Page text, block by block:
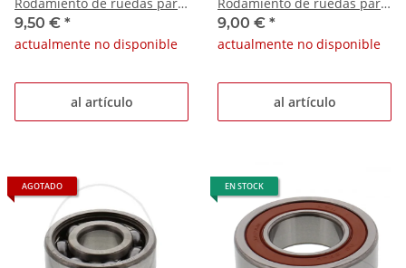
Kawasaki VN 900 B Classic
Vespa
9,50 € *
actualmente no disponible
al artículo
Kymco Heroism 50 Piaggio
Zip 50 4T
9,00 € *
actualmente no disponible
al artículo
AGOTADO EN STOCK